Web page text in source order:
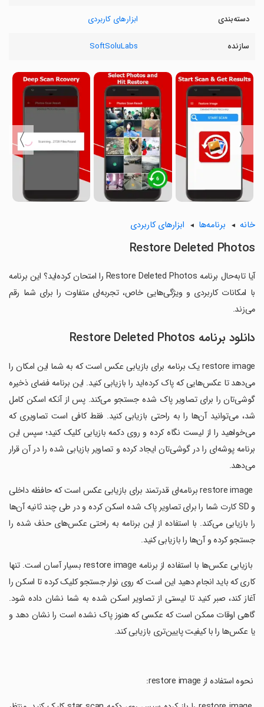
دسته‌بندی ابزارهای کاربردی
سازنده SoftSoluLabs
〈
〉
خانه برنامه‌ها ابزارهای کاربردی
Restore Deleted Photos
آیا تابه‌حال برنامه Restore Deleted Photos را امتحان کرده‌اید؟ این برنامه
با امکانات کاربردی و ویژگی‌هایی خاص، تجربه‌ای متفاوت را برای شما رقم
می‌زند.
دانلود برنامه Restore Deleted Photos
restore image یک برنامه برای بازیابی عکس است که به شما این امکان را
می‌دهد تا عکس‌هایی که پاک کرده‌اید را بازیابی کنید. این برنامه فضای ذخیره
گوشی‌تان را برای تصاویر پاک شده جستجو می‌کند. پس از آنکه اسکن کامل
شد، می‌توانید آن‌ها را به راحتی بازیابی کنید. فقط کافی است تصاویری که
می‌خواهید را از لیست نگاه کرده و روی دکمه بازیابی کلیک کنید؛ سپس این
برنامه پوشه‌ای را در گوشی‌تان ایجاد کرده و تصاویر بازیابی شده را در آن قرار
می‌دهد.
‏ restore image برنامه‌ای قدرتمند برای بازیابی عکس است که حافظه داخلی
و SD کارت شما را برای تصاویر پاک شده اسکن کرده و در طی چند ثانیه آن‌ها
را بازیابی می‌کند. با استفاده از این برنامه به راحتی عکس‌های حذف شده را
جستجو کرده و آن‌ها را بازیابی کنید.
‏ بازیابی عکس‌ها با استفاده از برنامه restore image بسیار آسان است. تنها
کاری که باید انجام دهید این است که روی نوار جستجو کلیک کرده تا اسکن را
آغاز کند، صبر کنید تا لیستی از تصاویر اسکن شده به شما نشان داده شود.
گاهی اوقات ممکن است که عکسی که هنوز پاک نشده است را نشان دهد و
یا عکس‌ها را با کیفیت پایین‌تری بازیابی کند.
‏ نحوه استفاده از restore image: